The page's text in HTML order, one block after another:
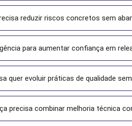
reduzir riscos concretos sem
para aumentar confiança em
quer evoluir práticas de qualidade
precisa combinar melhoria técnica